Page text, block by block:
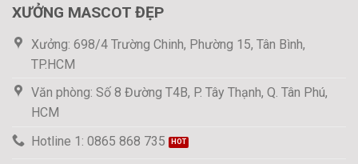
XƯỞNG MASCOT ĐẸP
Xưởng: 698/4 Trường Chinh, Phường 15, Tân Bình,
TP.HCM
Văn phòng: Số 8 Đường T4B, P. Tây Thạnh, Q. Tân Phú,
HCM
Hotline 1: 0865 868 735